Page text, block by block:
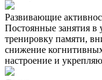
Развивающие
Постоянные занятия
тренировку памяти,
снижение
настроение и